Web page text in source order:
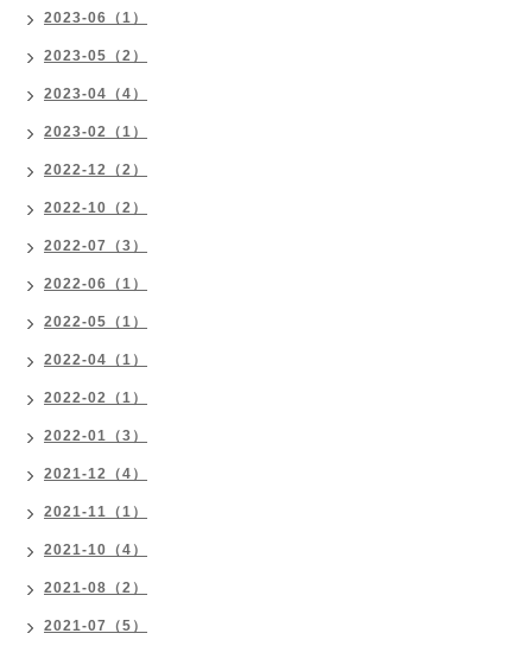
2023-06（1）
2023-05（2）
2023-04（4）
2023-02（1）
2022-12（2）
2022-10（2）
2022-07（3）
2022-06（1）
2022-05（1）
2022-04（1）
2022-02（1）
2022-01（3）
2021-12（4）
2021-11（1）
2021-10（4）
2021-08（2）
2021-07（5）